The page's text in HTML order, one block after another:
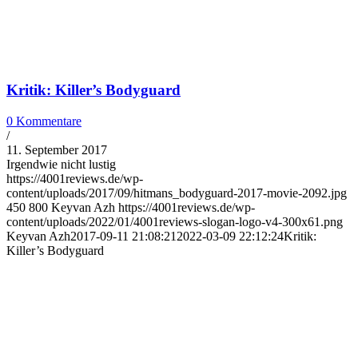
Kritik: Killer’s Bodyguard
0 Kommentare
/
11. September 2017
Irgendwie nicht lustig
https://4001reviews.de/wp-
content/uploads/2017/09/hitmans_bodyguard-2017-movie-2092.jpg
450 800 Keyvan Azh https://4001reviews.de/wp-
content/uploads/2022/01/4001reviews-slogan-logo-v4-300x61.png
Keyvan Azh2017-09-11 21:08:21 2022-03-09 22:12:24Kritik:
Killer’s Bodyguard